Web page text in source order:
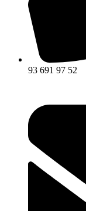
93 691 97 52